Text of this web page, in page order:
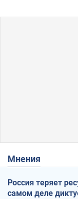
Мнения
Россия теряет
самом деле